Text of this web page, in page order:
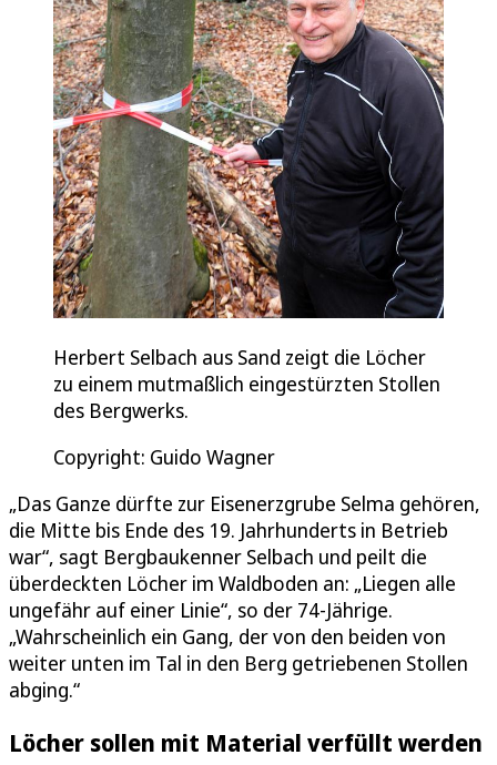
Herbert Selbach aus Sand zeigt die Löcher
zu einem mutmaßlich eingestürzten Stollen
des Bergwerks.
Copyright: Guido Wagner
„Das Ganze dürfte zur Eisenerzgrube Selma gehören,
die Mitte bis Ende des 19. Jahrhunderts in Betrieb
war“, sagt Bergbaukenner Selbach und peilt die
überdeckten Löcher im Waldboden an: „Liegen alle
ungefähr auf einer Linie“, so der 74-Jährige.
„Wahrscheinlich ein Gang, der von den beiden von
weiter unten im Tal in den Berg getriebenen Stollen
abging.“
Löcher sollen mit Material verfüllt werden